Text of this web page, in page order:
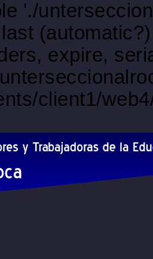
'./
expire,
client1/